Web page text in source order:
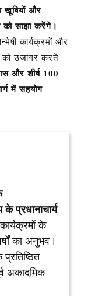
खूबियों और
को साझा करेंगे।
कार्यक्रमों और
को उजागर करते
और शीर्ष 100
में सहयोग
प्रधानाचार्य
के
का अनुभव।
अकादमिक